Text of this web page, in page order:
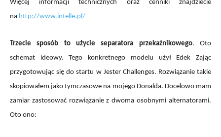
Więcej informacji technicznych oraz cenniki znajdziecie
na http://www.intelle.pl/
Trzecie sposób to użycie separatora przekaźnikowego. Oto
schemat ideowy. Tego konkretnego modelu użył Edek Zając
przygotowując się do startu w Jester Challenges. Rozwiązanie takie
skopiowałem jako tymczasowe na mojego Donalda. Docelowo mam
zamiar zastosować rozwiązanie z dwoma osobnymi alternatorami.
Oto ono: